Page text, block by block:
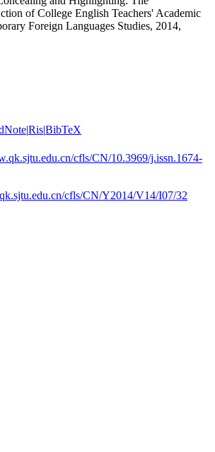
of College English Teachers' Academic
Foreign Languages Studies, 2014,
|Ris|BibTeX
cfls/CN/10.3969/j.issn.1674-
cfls/CN/Y2014/V14/I07/32